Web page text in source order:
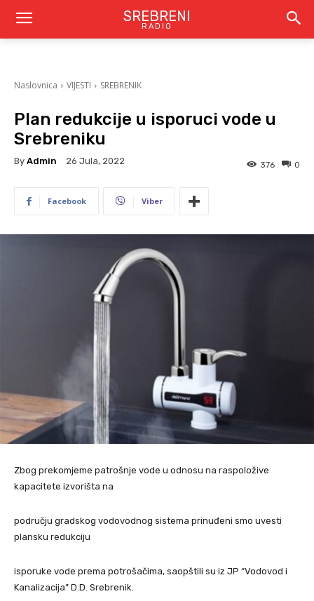
SREBRENI
RADIO
Naslovnica VIJESTI SREBRENIK
Plan redukcije u isporuci vode u
Srebreniku
By Admin 26 Jula, 2022 0
376
Facebook Viber
Zbog prekomjeme patrošnje vode u odnosu na raspoložive
kapacitete izvorišta na
području gradskog vodovodnog sistema prinuđeni smo uvesti
plansku redukciju
isporuke vode prema potrošačima, saopštili su iz JP “Vodovod i
Kanalizacija” D.D. Srebrenik.